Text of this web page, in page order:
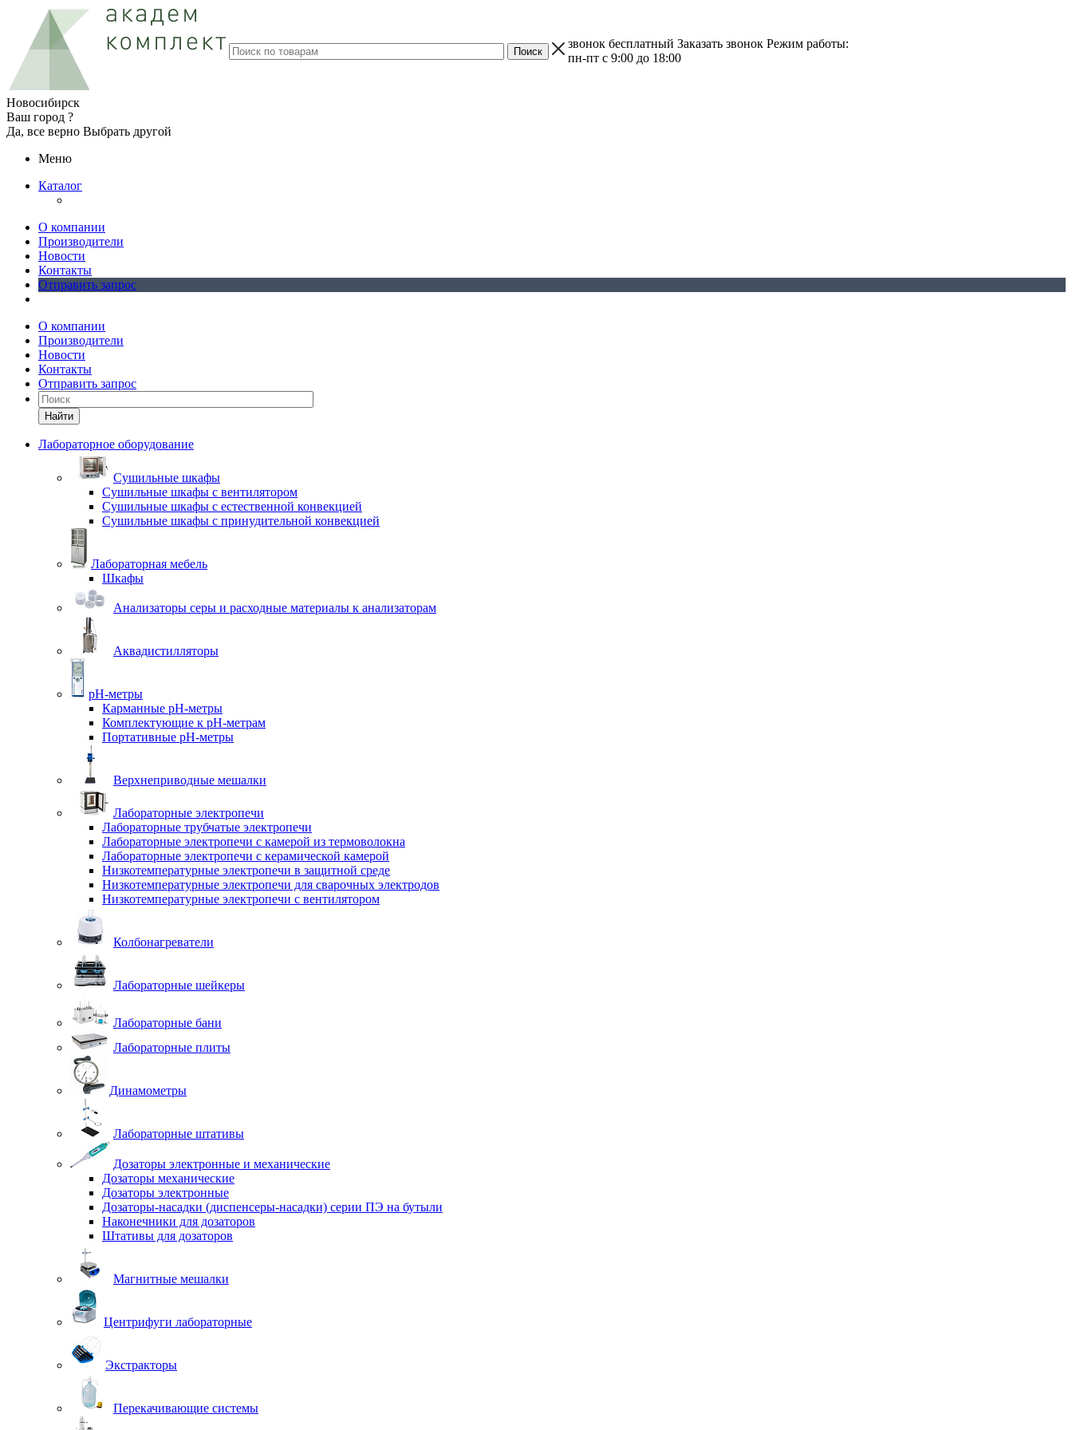
звонок бесплатный Заказать звонок Режим работы:
пн-пт с 9:00 до 18:00
Новосибирск
Ваш город ?
Да, все верно Выбрать другой
Меню
Каталог
О компании
Производители
Новости
Контакты
Отправить запрос
О компании
Производители
Новости
Контакты
Отправить запрос
Найти
Лабораторное оборудование
Cушильные шкафы
Сушильные шкафы с вентилятором
Сушильные шкафы с естественной конвекцией
Сушильные шкафы с принудительной конвекцией
Лабораторная мебель
Шкафы
Анализаторы серы и расходные материалы к анализаторам
Аквадистилляторы
pH-метры
Карманные pH-метры
Комплектующие к pH-метрам
Портативные pH-метры
Верхнеприводные мешалки
Лабораторные электропечи
Лабораторные трубчатые электропечи
Лабораторные электропечи с камерой из термоволокна
Лабораторные электропечи с керамической камерой
Низкотемпературные электропечи в защитной среде
Низкотемпературные электропечи для cварочных электродов
Низкотемпературные электропечи с вентилятором
Колбонагреватели
Лабораторные шейкеры
Лабораторные бани
Лабораторные плиты
Динамометры
Лабораторные штативы
Дозаторы электронные и механические
Дозаторы механические
Дозаторы электронные
Дозаторы-насадки (диспенсеры-насадки) серии ПЭ на бутыли
Наконечники для дозаторов
Штативы для дозаторов
Магнитные мешалки
Центрифуги лабораторные
Экстракторы
Перекачивающие системы